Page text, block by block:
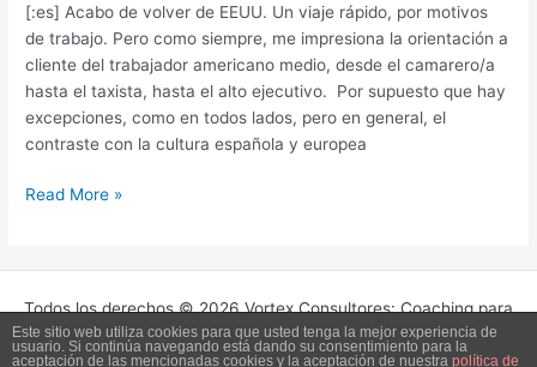
[:es] Acabo de volver de EEUU. Un viaje rápido, por motivos
de trabajo. Pero como siempre, me impresiona la orientación a
cliente del trabajador americano medio, desde el camarero/a
hasta el taxista, hasta el alto ejecutivo. Por supuesto que hay
excepciones, como en todos lados, pero en general, el
contraste con la cultura española y europea
Read More »
Todos los derechos © 2026 Vortex Consultores: Coaching para
Empresas. | Funciona gracias aTema Astra para WordPress
Este sitio web utiliza cookies para que usted tenga la mejor experiencia de
usuario. Si continúa navegando está dando su consentimiento para la
aceptación de las mencionadas cookies y la aceptación de nuestra política de